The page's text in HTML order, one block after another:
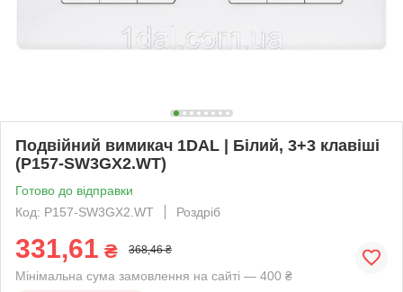
Подвійний вимикач 1DAL | Білий, 3+3 клавіші
(P157-SW3GX2.WT)
Готово до відправки
Код: P157-SW3GX2.WT
Роздріб
331,61 ₴ 368,46 ₴
Мінімальна сума замовлення на сайті — 400 ₴